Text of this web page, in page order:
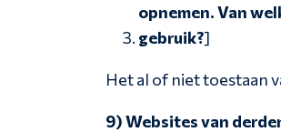
opnemen. Van
gebruik?]
Het al of niet toestaan
9) Websites van